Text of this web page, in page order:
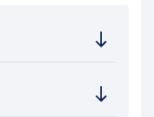
et restaurants du
de Wallonie sont